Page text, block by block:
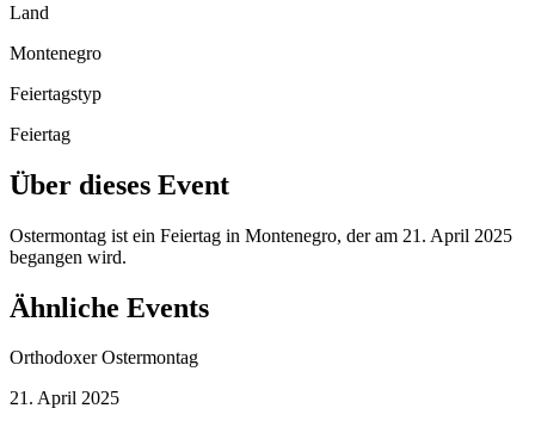
Land
Montenegro
Feiertagstyp
Feiertag
Über dieses Event
Ostermontag ist ein Feiertag in Montenegro, der am 21. April 2025
begangen wird.
Ähnliche Events
Orthodoxer Ostermontag
21. April 2025